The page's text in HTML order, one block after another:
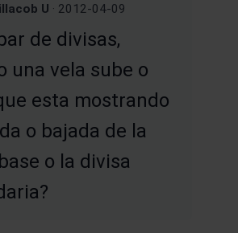
U · 2012-04-09
de divisas,
una vela sube o
esta mostrando
o bajada de la
o la divisa